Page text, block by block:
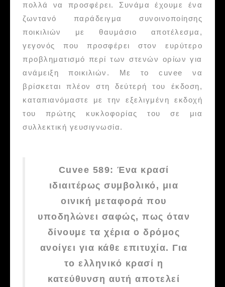
πολλά να προσφέρει. Συνάμα έχουμε ένα
ζωντανό παράδειγμα συνοινοποίησης
ποικιλιών με θαυμάσιο αποτέλεσμα,
γεγονός που προσφέρει στον ευρύτερο
προβληματισμό περί των στενών ορίων για
ανάμειξη ποικιλιών. Με το cuvee να
βρίσκεται πλέον στη δεύτερή του έκδοση,
καταπιανόμαστε με την εξελιγμένη εκδοχή
του πρώτης κυκλοφορίας του σε μια
συλλεκτική γευσιγνωσία.
Cuvee 589: Ένα κρασί
ιδιαιτέρως συμβολικό, μια
οινική μεταφορά που
υποδηλώνει σαφώς, πως όταν
δίνουμε τα χέρια ο δρόμος
ανοίγει για κάθε επιτυχία. Για
το ελληνικό κρασί η
κατεύθυνση αυτή αποτελεί